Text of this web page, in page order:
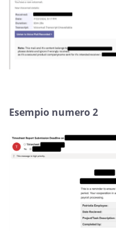
Esempio numero 2